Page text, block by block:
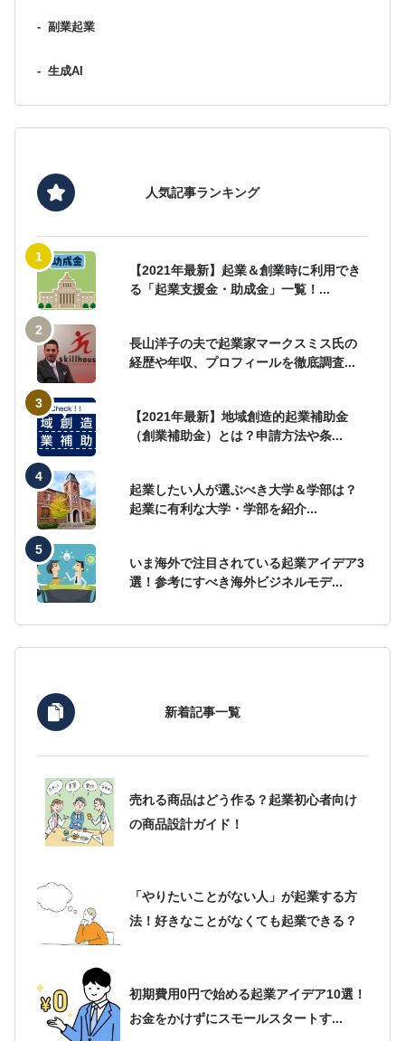
- 副業起業
- 生成AI
人気記事ランキング
【2021年最新】起業＆創業時に利用でき
る「起業支援金・助成金」一覧！...
長山洋子の夫で起業家マークスミス氏の
経歴や年収、プロフィールを徹底調査...
【2021年最新】地域創造的起業補助金
（創業補助金）とは？申請方法や条...
起業したい人が選ぶべき大学＆学部は？
起業に有利な大学・学部を紹介...
いま海外で注目されている起業アイデア3
選！参考にすべき海外ビジネルモデ...
新着記事一覧
売れる商品はどう作る？起業初心者向け
の商品設計ガイド！
「やりたいことがない人」が起業する方
法！好きなことがなくても起業できる？
初期費用0円で始める起業アイデア10選！
お金をかけずにスモールスタートす...